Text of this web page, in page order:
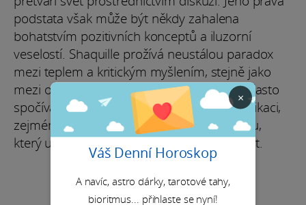
podstata však může být někdy zahalena
bohatstvím pozitivních konceptů a iluzorní
veselostí. Shaquille prožívá neustálou paradox
mezi teplem a kritickým myšlením, stejně jako
mezi otevřeností a sobeckostí. Jeho štěstí často
spočívá ve vyučování, žurnalismu a komunikaci,
zejména v přijetí originálního životního stylu,
který ukazuje jeho živou osobnost a intelekt.
×
Váš Denní Horoskop
A navíc, astro dárky, tarotové tahy,
bioritmus... přihlaste se nyní!